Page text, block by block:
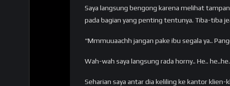
Saya langsung bengong karena melihat
pada bagian yang penting tentunya. Tiba-tiba
“Mmmuuaachh jangan pake ibu segala ya..
Wah-wah saya langsung rada horny.. He..
Seharian saya antar dia keliling ke kantor